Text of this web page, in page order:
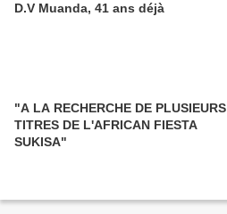
D.V Muanda, 41 ans déjà
"A LA RECHERCHE DE PLUSIEURS
TITRES DE L'AFRICAN FIESTA
SUKISA"